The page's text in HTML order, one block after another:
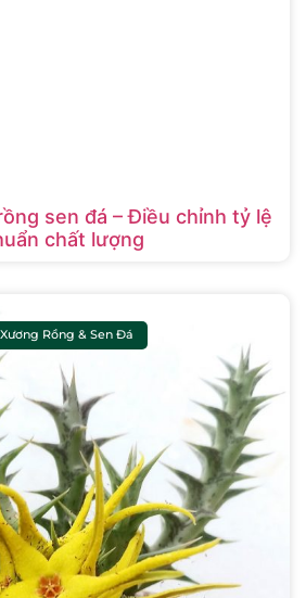
sen đá – Điều chỉnh tỷ lệ
chất lượng
Rồng & Sen Đá